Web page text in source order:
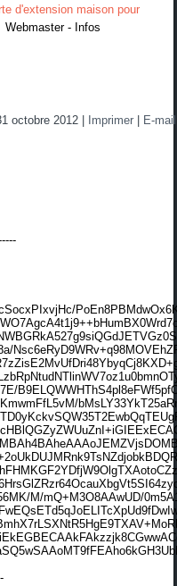
d'extension maison pour
Webmaster - Infos
octobre 2012 Imprimer
E-
M/mQ+M3O8AAwUD/